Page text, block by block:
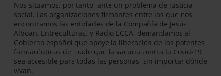
Nos situamos, por tanto, ante un problema de justicia
social. Las organizaciones firmantes entre las que nos
encontramos las entidades de la Compañía de Jesús
Alboan, Entreculturas, y Radio ECCA, demandamos al
Gobierno español que apoye la liberación de las patentes
farmacéuticas de modo que la vacuna contra la Covid-19
sea accesible para todas las personas, sin importar dónde
vivan.